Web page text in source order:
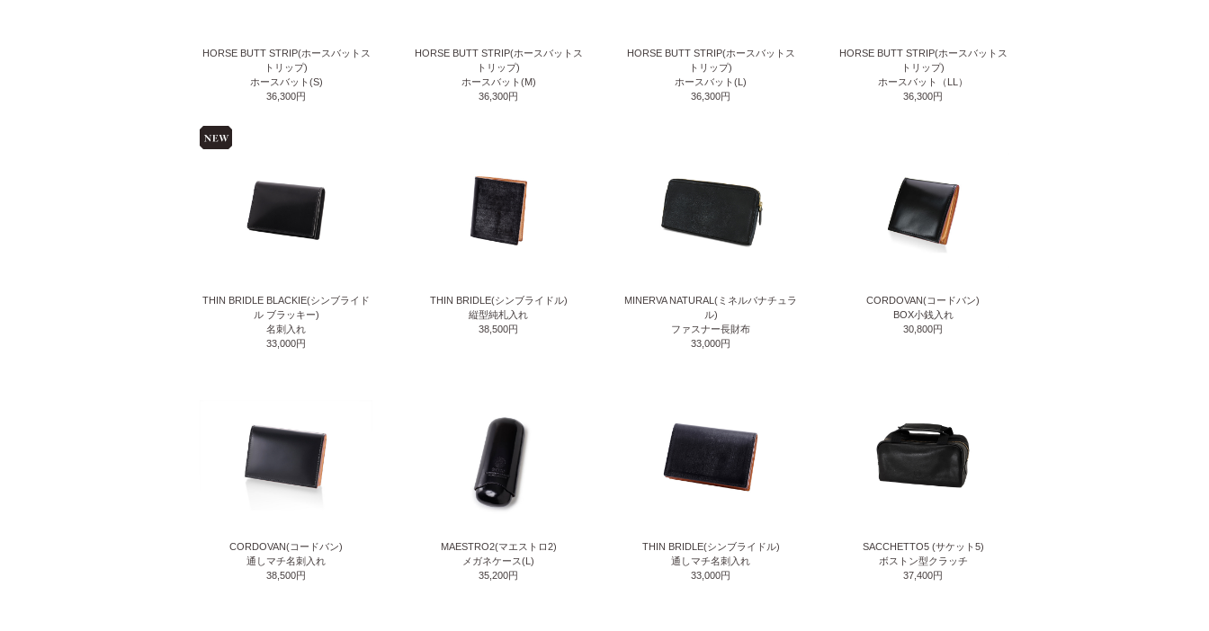
HORSE BUTT STRIP(ホースバットス
トリップ)
ホースバット(S)
36,300円
HORSE BUTT STRIP(ホースバットス
トリップ)
ホースバット(M)
36,300円
HORSE BUTT STRIP(ホースバットス
トリップ)
ホースバット(L)
36,300円
HORSE BUTT STRIP(ホースバットス
トリップ)
ホースバット（LL）
36,300円
THIN BRIDLE BLACKIE(シンブライド
ル ブラッキー)
名刺入れ
33,000円
THIN BRIDLE(シンブライドル)
縦型純札入れ
38,500円
MINERVA NATURAL(ミネルバナチュラ
ル)
ファスナー長財布
33,000円
CORDOVAN(コードバン)
BOX小銭入れ
30,800円
CORDOVAN(コードバン)
通しマチ名刺入れ
38,500円
MAESTRO2(マエストロ2)
メガネケース(L)
35,200円
THIN BRIDLE(シンブライドル)
通しマチ名刺入れ
33,000円
SACCHETTO5 (サケット5)
ボストン型クラッチ
37,400円